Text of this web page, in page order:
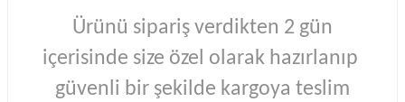
Ürünü sipariş verdikten 2 gün
içerisinde size özel olarak hazırlanıp
güvenli bir şekilde kargoya teslim